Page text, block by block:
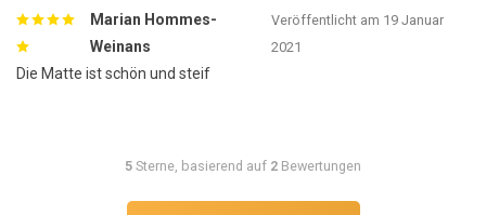
Marian Hommes-
Weinans
Veröffentlicht am 19 Januar
2021
Die Matte ist schön und steif
5 Sterne, basierend auf 2 Bewertungen